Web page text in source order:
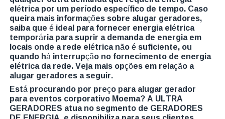
elétrica por um período específico de tempo. Caso
queira mais informações sobre alugar geradores,
saiba que é ideal para fornecer energia elétrica
temporária para suprir a demanda de energia em
locais onde a rede elétrica não é suficiente, ou
quando há interrupção no fornecimento de energia
elétrica da rede. Veja mais opções em relação a
alugar geradores a seguir.
Está procurando por preço para alugar gerador
para eventos corporativo Moema? A ULTRA
GERADORES atua no segmento de GERADORES